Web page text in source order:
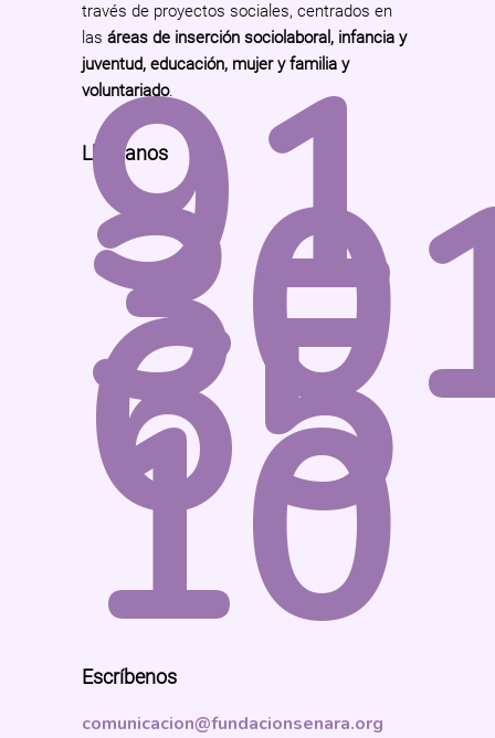
través de proyectos sociales, centrados en
las áreas de inserción sociolaboral, infancia y
juventud, educación, mujer y familia y
voluntariado.
Llámanos
91
65
10
Escríbenos
comunicacion@fundacionsenara.org